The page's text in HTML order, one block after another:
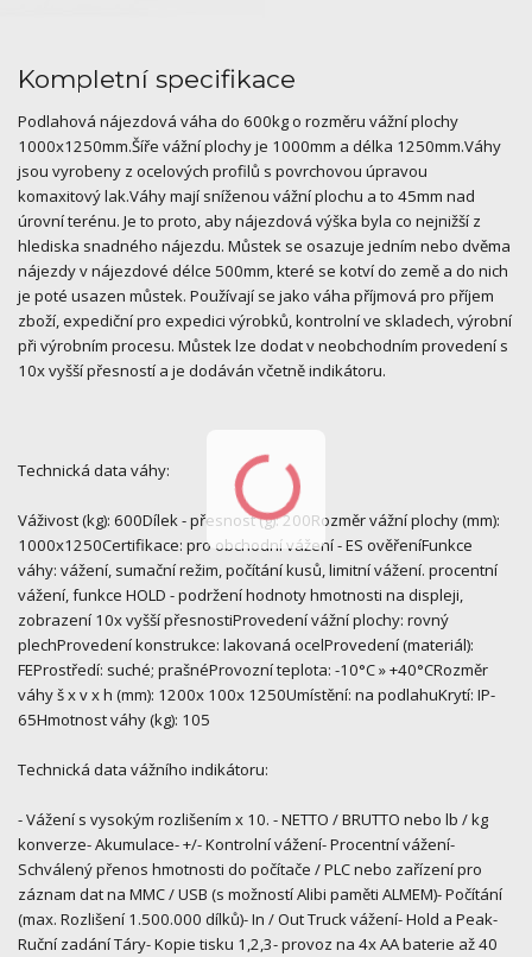
Kompletní specifikace
Podlahová nájezdová váha do 600kg o rozměru vážní plochy
1000x1250mm.Šíře vážní plochy je 1000mm a délka 1250mm.Váhy
jsou vyrobeny z ocelových profilů s povrchovou úpravou
komaxitový lak.Váhy mají sníženou vážní plochu a to 45mm nad
úrovní terénu. Je to proto, aby nájezdová výška byla co nejnižší z
hlediska snadného nájezdu. Můstek se osazuje jedním nebo dvěma
nájezdy v nájezdové délce 500mm, které se kotví do země a do nich
je poté usazen můstek. Používají se jako váha příjmová pro příjem
zboží, expediční pro expedici výrobků, kontrolní ve skladech, výrobní
při výrobním procesu. Můstek lze dodat v neobchodním provedení s
10x vyšší přesností a je dodáván včetně indikátoru.
Technická data váhy:
Váživost (kg): 600Dílek - přesnost (g): 200Rozměr vážní plochy (mm):
1000x1250Certifikace: pro obchodní vážení - ES ověřeníFunkce
váhy: vážení, sumační režim, počítání kusů, limitní vážení. procentní
vážení, funkce HOLD - podržení hodnoty hmotnosti na displeji,
zobrazení 10x vyšší přesnostiProvedení vážní plochy: rovný
plechProvedení konstrukce: lakovaná ocelProvedení (materiál):
FEProstředí: suché; prašnéProvozní teplota: -10°C » +40°CRozměr
váhy š x v x h (mm): 1200x 100x 1250Umístění: na podlahuKrytí: IP-
65Hmotnost váhy (kg): 105
Technická data vážního indikátoru:
- Vážení s vysokým rozlišením x 10. - NETTO / BRUTTO nebo lb / kg
konverze- Akumulace- +/- Kontrolní vážení- Procentní vážení-
Schválený přenos hmotnosti do počítače / PLC nebo zařízení pro
záznam dat na MMC / USB (s možností Alibi paměti ALMEM)- Počítání
(max. Rozlišení 1.500.000 dílků)- In / Out Truck vážení- Hold a Peak-
Ruční zadání Táry- Kopie tisku 1,2,3- provoz na 4x AA baterie až 40